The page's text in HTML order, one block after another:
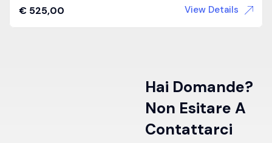
€ 525,00 View Details
Hai Domande?
Non Esitare A
Contattarci